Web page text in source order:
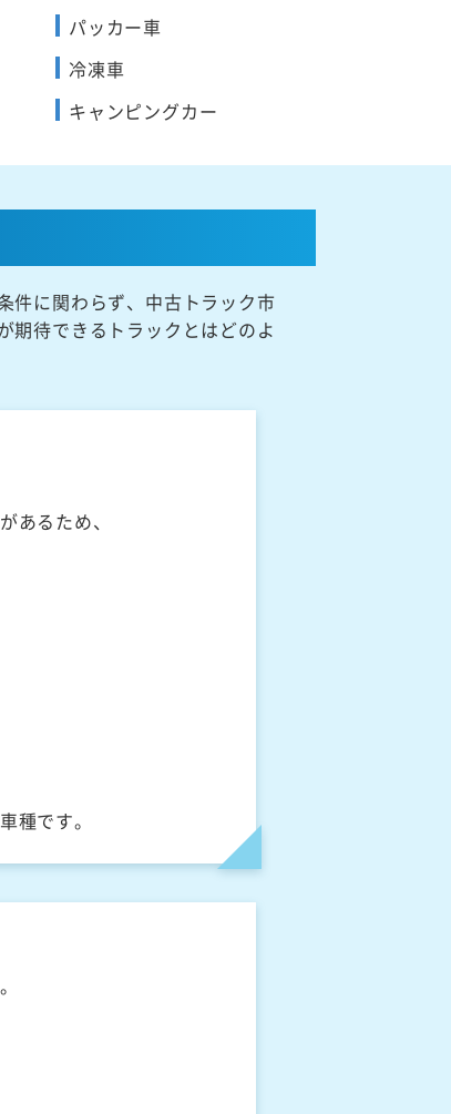
パッカー車
冷凍車
キャンピングカー
件に関わらず、中古トラック市
期待できるトラックとはどのよ
あるため、
種です。